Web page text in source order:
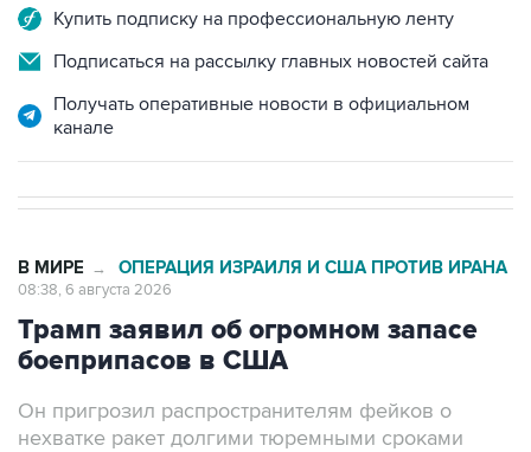
Купить подписку на профессиональную ленту
Подписаться на рассылку главных новостей сайта
Получать оперативные новости в официальном
канале
В МИРЕ → ОПЕРАЦИЯ ИЗРАИЛЯ И США ПРОТИВ ИРАНА
08:38, 6 августа 2026
Трамп заявил об огромном запасе
боеприпасов в США
Он пригрозил распространителям фейков о
нехватке ракет долгими тюремными сроками